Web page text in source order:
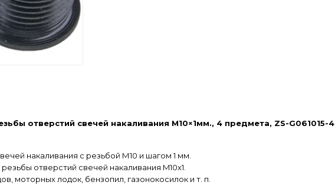
отверстий свечей накаливания M10×1мм., 4 предмета, ZS-G061015-4
накаливания с резьбой М10 и шагом 1 мм.
отверстий свечей накаливания M10x1.
моторных лодок, бензопил, газонокосилок и т. п.